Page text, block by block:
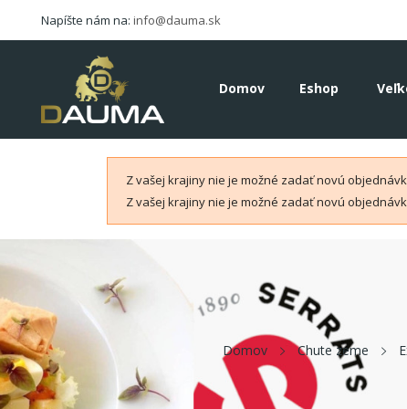
Napíšte nám na: info@dauma.sk
Domov Eshop
Z vašej krajiny nie je možné zadať novú
Z vašej krajiny nie je možné zadať novú
Domov Chute zeme